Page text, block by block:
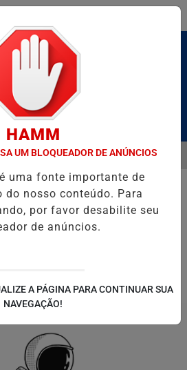
O MELHOR DO AXÉ DAS ANTIGAS
MENU
HAMM
UM BLOQUEADOR DE ANÚNCIOS
uma fonte importante de
nosso conteúdo. Para
por favor desabilite seu
de anúncios.
A PÁGINA PARA CONTINUAR SUA
NAVEGAÇÃO!